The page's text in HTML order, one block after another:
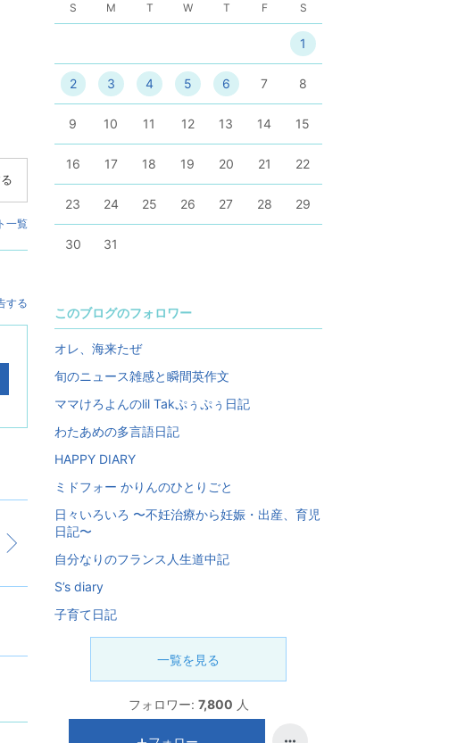
一覧
する
S M T W T F S
1
2 3 4 5 6 7 8
9 10 11 12 13 14 15
16 17 18 19 20 21 22
23 24 25 26 27 28 29
30 31
このブログのフォロワー
オレ、海来たぜ
旬のニュース雑感と瞬間英作文
ママけろよんのlil Takぷぅぷぅ日記
わたあめの多言語日記
HAPPY DIARY
ミドフォー かりんのひとりごと
日々いろいろ 〜不妊治療から妊娠・出産、育児
日記〜
自分なりのフランス人生道中記
S’s diary
子育て日記
一覧を見る
フォロワー: 7,800 人